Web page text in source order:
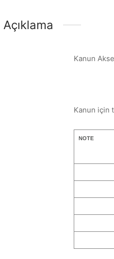
Açıklama
Kanun
Kanun için
NOTE